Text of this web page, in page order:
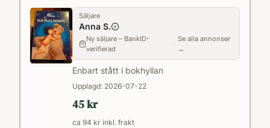
Säljare
Anna S.
Ny säljare – BankID-
verifierad
·
Se alla annonser
→
Enbart stått i bokhyllan
Upplagd: 2026-07-22
45 kr
ca 94 kr inkl. frakt